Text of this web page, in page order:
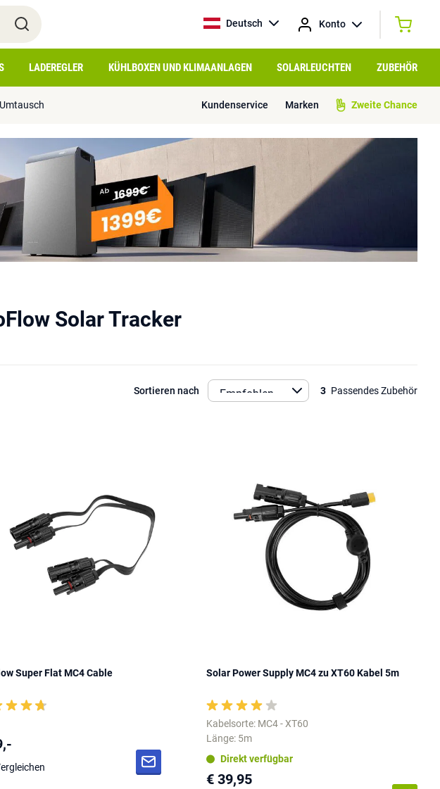
Deutsch Konto
LADEREGLER KÜHLBOXEN UND KLIMAANLAGEN SOLARLEUCHTEN ZUBEHÖR
Umtausch Kundenservice Marken Zweite Chance
Solar Tracker
Sortieren nach 3 Passendes Zubehör
Super Flat MC4 Cable Solar Power Supply MC4 zu XT60 Kabel 5m
Kabelsorte: MC4 - XT60
Länge: 5m
Direkt verfügbar
€ 39,95